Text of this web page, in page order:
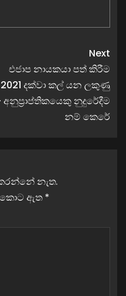
Next
එජාප නායකයා පත් කිරීම
2021 දක්වා කල් යන ලකුණු
අනුප්‍රාප්තිකයෙකු නුදුරේදීම
නම් කෙරේ
නැත.
කොට ඇත *